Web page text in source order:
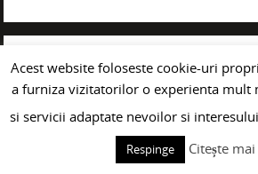
VRAJITOARE GHICITOARE
CLARVAZATOARE
Acest website foloseste cookie-uri
a furniza vizitatorilor o experienta mult
si servicii adaptate nevoilor si
Respinge
Citește